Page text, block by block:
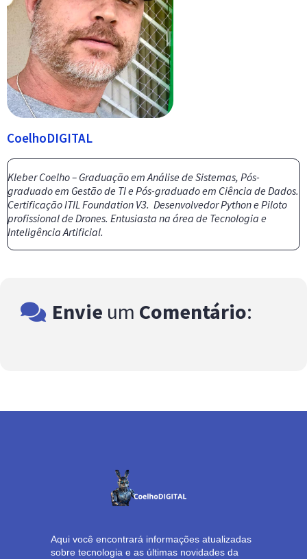
CoelhoDIGITAL
Kleber Coelho – Graduação em Análise de Sistemas, Pós-
graduado em Gestão de TI e Pós-graduado em Ciência de Dados.
Certificação ITIL Foundation V3. Desenvolvedor Python e Piloto
profissional de Drones. Entusiasta na área de Tecnologia e
Inteligência Artificial.
Envie um Comentário:
Aqui você encontrará informações atualizadas
sobre tecnologia e as últimas novidades da